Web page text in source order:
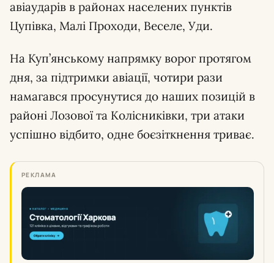
авіаударів в районах населених пунктів
Цупівка, Малі Проходи, Веселе, Уди.
На Куп’янському напрямку ворог протягом
дня, за підтримки авіації, чотири рази
намагався просунутися до наших позицій в
районі Лозової та Колісниківки, три атаки
успішно відбито, одне боєзіткнення триває.
РЕКЛАМА